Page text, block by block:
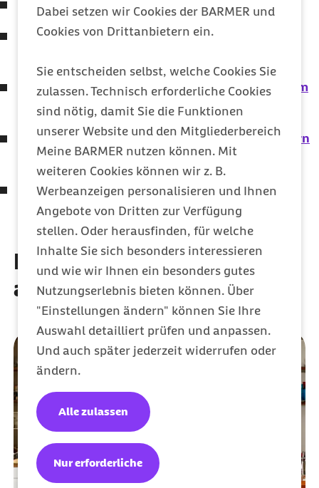
Dabei setzen wir Cookies der BARMER und
Cookies von Drittanbietern ein.
Sie entscheiden selbst, welche Cookies Sie
zulassen. Technisch erforderliche Cookies
sind nötig, damit Sie die Funktionen
unserer Website und den Mitgliederbereich
Meine BARMER nutzen können. Mit
weiteren Cookies können wir z. B.
Werbeanzeigen personalisieren und Ihnen
Angebote von Dritten zur Verfügung
stellen. Oder herausfinden, für welche
Inhalte Sie sich besonders interessieren
und wie wir Ihnen ein besonders gutes
Nutzungserlebnis bieten können. Über
"Einstellungen ändern" können Sie Ihre
Auswahl detailliert prüfen und anpassen.
Und auch später jederzeit widerrufen oder
ändern.
Nur erforderliche
Alle zulassen
Schade, Ihre Haut ist gebräunt
Tabletten, Pillen, Salben & Co – Wie entsteht
Wer rastet, der rostet – Die besten Sportarten im
Alter
Kinderkrankheiten – Wie Eltern kranken Kindern
helfen können
Hätten Sie's gewusst? Ist Übergewicht durch
schwere Knochen erklärbar?
Diese Artikel könnten Sie
auch interessieren